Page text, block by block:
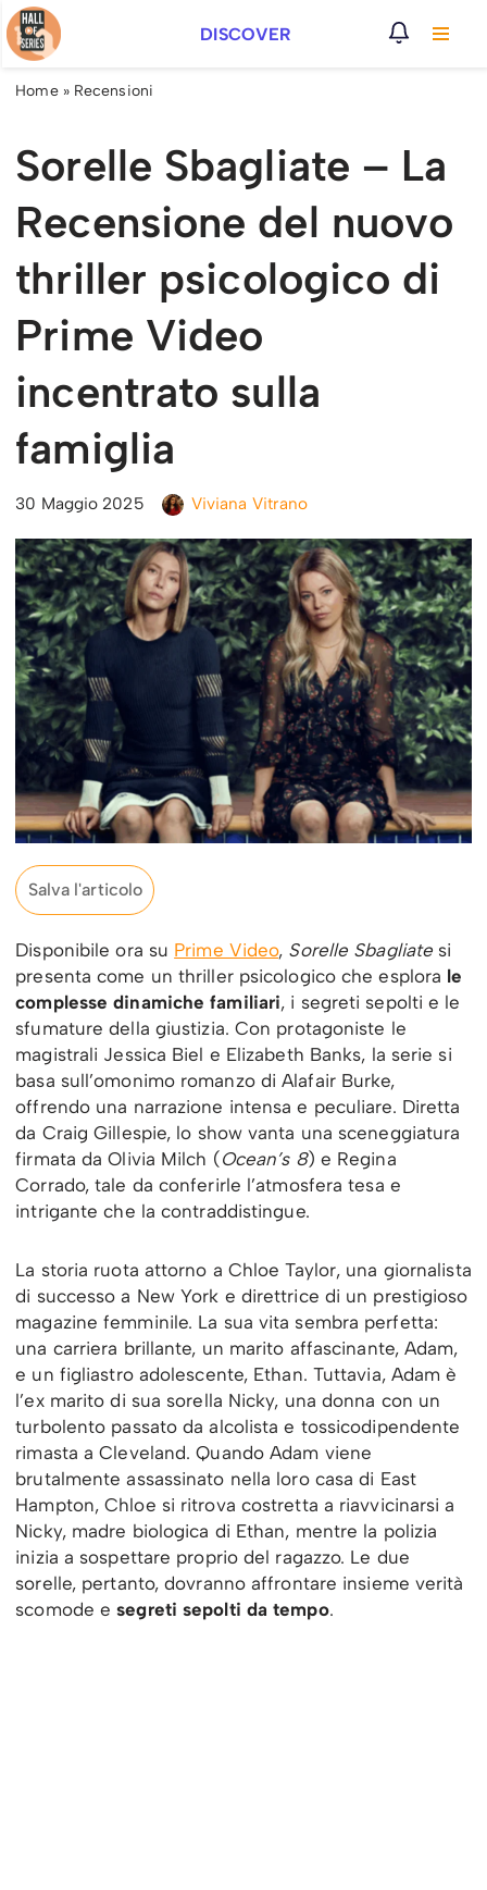
Vai
al
DISCOVER
Home» Recensioni
Sorelle Sbagliate – La
Recensione del nuovo
thriller psicologico di
Prime Video
incentrato sulla
famiglia
30 Maggio 2025 Viviana Vitrano
Salva l'articolo
Disponibile ora su Prime Video, Sorelle Sbagliate si
presenta come un thriller psicologico che esplora le
complesse dinamiche familiari, i segreti sepolti e le
sfumature della giustizia. Con protagoniste le
magistrali Jessica Biel e Elizabeth Banks, la serie si
basa sull’omonimo romanzo di Alafair Burke,
offrendo una narrazione intensa e peculiare. Diretta
da Craig Gillespie, lo show vanta una sceneggiatura
firmata da Olivia Milch (Ocean’s 8) e Regina
Corrado, tale da conferirle l’atmosfera tesa e
intrigante che la contraddistingue.
La storia ruota attorno a Chloe Taylor, una giornalista
di successo a New York e direttrice di un prestigioso
magazine femminile. La sua vita sembra perfetta:
una carriera brillante, un marito affascinante, Adam,
e un figliastro adolescente, Ethan. Tuttavia, Adam è
l’ex marito di sua sorella Nicky, una donna con un
turbolento passato da alcolista e tossicodipendente
rimasta a Cleveland. Quando Adam viene
brutalmente assassinato nella loro casa di East
Hampton, Chloe si ritrova costretta a riavvicinarsi a
Nicky, madre biologica di Ethan, mentre la polizia
inizia a sospettare proprio del ragazzo. Le due
sorelle, pertanto, dovranno affrontare insieme verità
scomode esegreti sepolti da tempo.